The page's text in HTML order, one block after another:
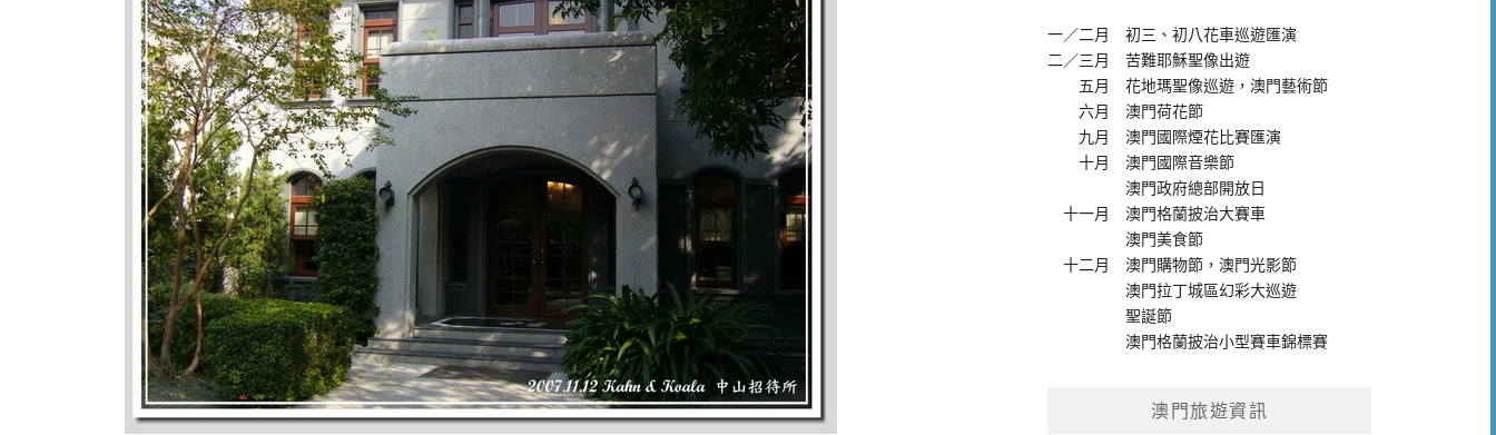
一／二月初三、初八花車巡遊匯演
二／三月苦難耶穌聖像出遊
五月花地瑪聖像巡遊 ，澳門藝術節
六月澳門荷花節
九月澳門國際煙花比賽匯演
十月澳門國際音樂節
澳門政府總部開放日
十一月澳門格蘭披治大賽車
澳門美食節
十二月澳門購物節 ，澳門光影節
澳門拉丁城區幻彩大巡遊
聖誕節
澳門格蘭披治小型賽車錦標賽
澳門旅遊資訊